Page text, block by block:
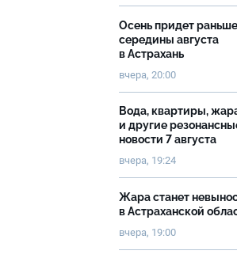
Осень придет раньше
середины августа
в Астрахань
вчера, 20:00
Вода, квартиры,
и другие
новости 7 августа
вчера, 19:24
Жара станет
в Астраханской
вчера, 19:00